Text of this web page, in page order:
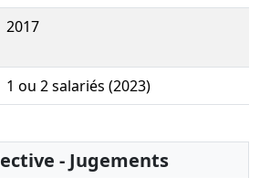
2017
1 ou 2 salariés (2023)
- Jugements